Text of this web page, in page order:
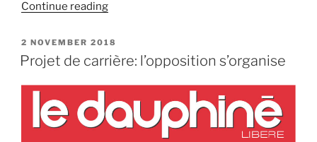
Continue reading“Le
de
Saint
Tholome”
POSTED
ON
2 NOVEMBER 2018
Projet de carrière: l’opposition s’organise